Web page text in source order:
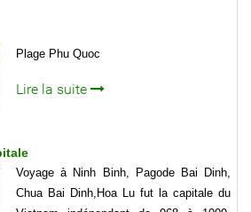
Plage Phu Quoc
Lire la suite
Voyage à Ninh Binh, Pagode Bai Dinh,
Chua Bai Dinh,Hoa Lu fut la capitale du